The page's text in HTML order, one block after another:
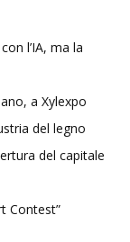
l’IA, ma la
a Xylexpo
del legno
del capitale
Contest”